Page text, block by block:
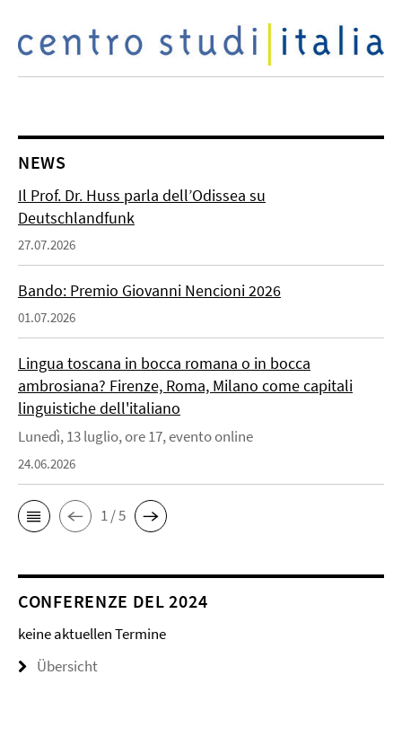
NEWS
Il Prof. Dr. Huss parla dell’Odissea su
Deutschlandfunk
27.07.2026
Bando: Premio Giovanni Nencioni 2026
01.07.2026
Lingua toscana in bocca romana o in bocca
ambrosiana? Firenze, Roma, Milano come capitali
linguistiche dell'italiano
Lunedì, 13 luglio, ore 17, evento online
24.06.2026
1 / 5
CONFERENZE DEL 2024
keine aktuellen Termine
Übersicht